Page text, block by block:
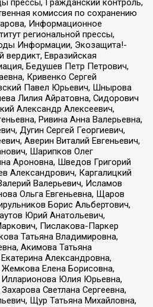
прессы, Гражданский контроль,
комиссия по сохранению
Информационное
региональной прессы,
Информации, Экозащита!-
Евразийская
Бедушев Петр Петрович,
Кривенко Сергей
Павел Юрьевич, Шнырова
Лилия Айратовна, Сидорович
Александр Алексеевич,
Ривина Анна Валерьевна,
Дугин Сергей Георгиевич,
Аверин Виталий Евгеньевич,
Шарипков Олег
Ароновна, Шведов Григорий
Александрович, Каргалицкий
Валерьевич, Исламов
Ольга Евгеньевна, Щаров
Борис Альбертович,
Юрий Анатольевич,
Пислакова-Паркер
Татьяна Владимировна,
Акимова Татьяна
Александровна,
Елена Борисовна,
Юлия Юрьевна,
Светлана Сергеевна,
Щур Татьяна Михайловна,